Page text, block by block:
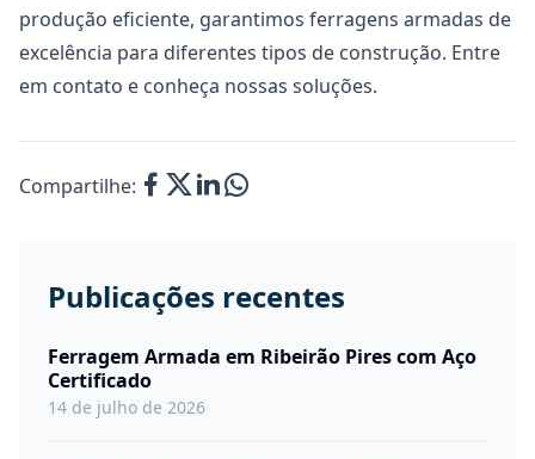
produção eficiente, garantimos ferragens armadas de
excelência para diferentes tipos de construção. Entre
em contato e conheça nossas soluções.
Compartilhe:
Publicações recentes
Ferragem Armada em Ribeirão Pires com Aço
Certificado
14 de julho de 2026